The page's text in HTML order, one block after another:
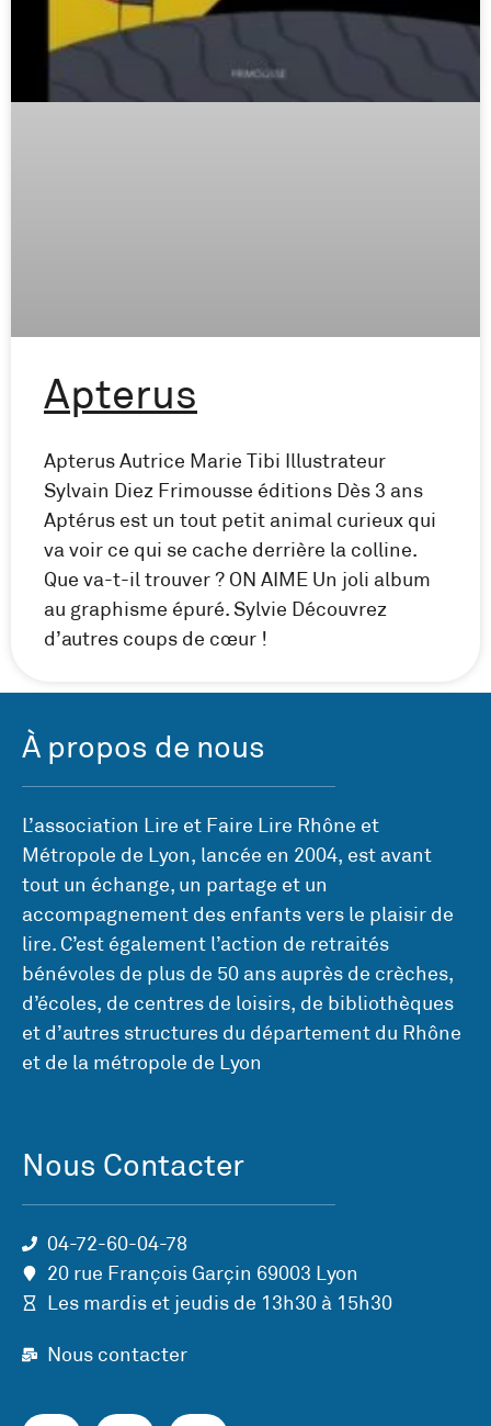
Apterus
Apterus Autrice Marie Tibi Illustrateur
Sylvain Diez Frimousse éditions Dès 3 ans
Aptérus est un tout petit animal curieux qui
va voir ce qui se cache derrière la colline.
Que va-t-il trouver ? ON AIME Un joli album
au graphisme épuré. Sylvie Découvrez
d’autres coups de cœur !
À propos de nous
L’association Lire et Faire Lire Rhône et
Métropole de Lyon, lancée en 2004, est avant
tout un échange, un partage et un
accompagnement des enfants vers le plaisir de
lire. C’est également l’action de retraités
bénévoles de plus de 50 ans auprès de crèches,
d’écoles, de centres de loisirs, de bibliothèques
et d’autres structures du département du Rhône
et de la métropole de Lyon
Nous Contacter
04-72-60-04-78
20 rue François Garçin 69003 Lyon
Les mardis et jeudis de 13h30 à 15h30
Nous contacter